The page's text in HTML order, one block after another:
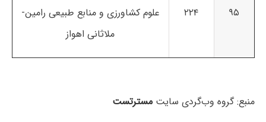
۹۵ ۲۲۴
علوم کشاورزی و منابع طبیعی رامین-
ملاثانی اهواز
منبع: گروه وب‌گردی سایتمسترتست